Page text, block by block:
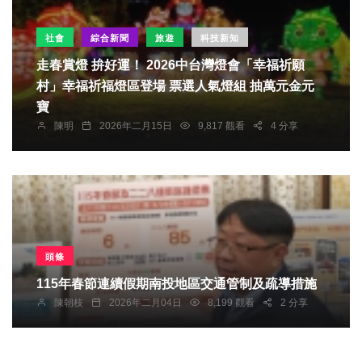
社會 綜合新聞 旅遊 科技新知
走春賞燈 拚好運！ 2026中台灣燈會「幸福祈願
村」幸福祈福燈區登場 票選人氣燈組 抽萬元金元
寶
陳明 2026年二月15日 9,817 觀看 4 分享
頭條
115年春節連續假期南投地區交通管制及疏導措施
陳朝枝 2026年二月04日 8,199 觀看 2 分享